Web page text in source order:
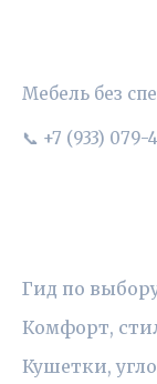
Мебель без
📞 +7 (933) 079-
Гид по
Комфорт,
Кушетки,